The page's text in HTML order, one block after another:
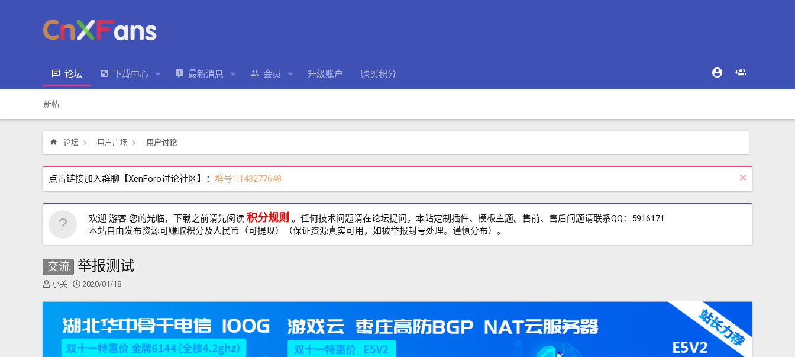
论坛 下载中心 最新消息 会员 升级账户 购买积分
新帖
论坛 用户广场 用户讨论
点击链接加入群聊【XenForo讨论社区】： 群号1:143277648
欢迎 游客 您的光临，下载之前请先阅读 积分规则 。任何技术问题请在论坛提问，本站定制插件、模板主题。售前、售后问题请联系QQ：5916171
本站自由发布资源可赚取积分及人民币（可提现）（保证资源真实可用，如被举报封号处理。谨慎分布）。
交流 举报测试
主
发
小关
开
时
2020/01/18